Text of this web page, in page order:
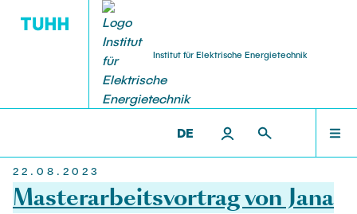
Institut für Elektrische Energietechnik
DE
FORSCHUNG
Forschungsgruppen
Lehrveranstaltungen
Professoren
22.08.2023
Masterarbeitsvortrag von Jana